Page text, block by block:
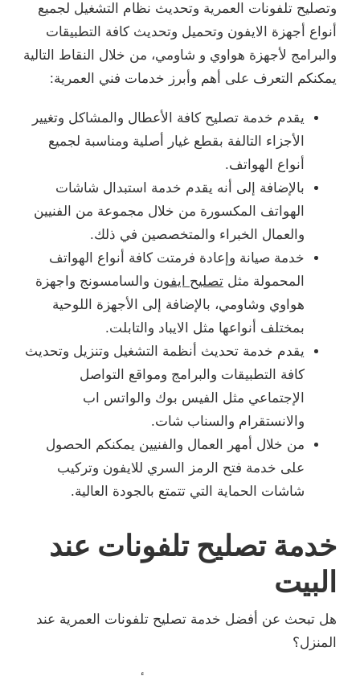
وتصليح تلفونات العمرية وتحديث نظام التشغيل لجميع
أنواع أجهزة الايفون وتحميل وتحديث كافة التطبيقات
والبرامج لأجهزة هواوي و شاومي، من خلال النقاط التالية
يمكنكم التعرف على أهم وأبرز خدمات فني العمرية:
يقدم خدمة تصليح كافة الأعطال والمشاكل وتغيير
الأجزاء التالفة بقطع غيار أصلية ومناسبة لجميع
أنواع الهواتف.
بالإضافة إلى أنه يقدم خدمة استبدال شاشات
الهواتف المكسورة من خلال مجموعة من الفنيين
والعمال الخبراء والمتخصصين في ذلك.
خدمة صيانة وإعادة فرمتت كافة أنواع الهواتف
المحمولة مثل تصليح ايفون والسامسونج واجهزة
هواوي وشاومي، بالإضافة إلى الأجهزة اللوحية
بمختلف أنواعها مثل الايباد والتابلت.
يقدم خدمة تحديث أنظمة التشغيل وتنزيل وتحديث
كافة التطبيقات والبرامج ومواقع التواصل
الإجتماعي مثل الفيس بوك والواتس اب
والانستقرام والسناب شات.
من خلال أمهر العمال والفنيين يمكنكم الحصول
على خدمة فتح الرمز السري للايفون وتركيب
شاشات الحماية التي تتمتع بالجودة العالية.
خدمة تصليح تلفونات عند
البيت
هل تبحث عن أفضل خدمة تصليح تلفونات العمرية عند
المنزل؟